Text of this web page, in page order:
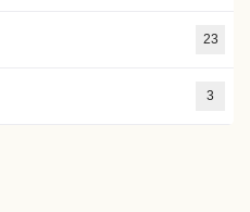
23
3